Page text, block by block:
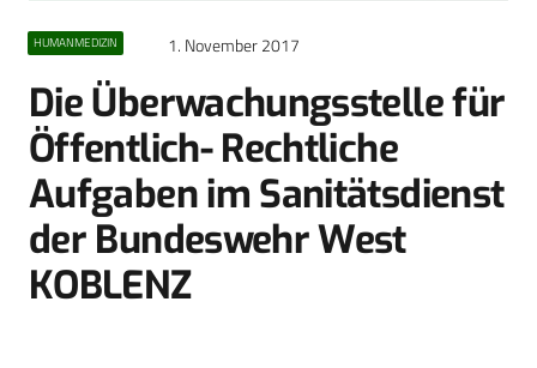
HUMANMEDIZIN 1. November 2017
Die Überwachungsstelle für
Öffentlich- Rechtliche
Aufgaben im Sanitätsdienst
der Bundeswehr West
KOBLENZ